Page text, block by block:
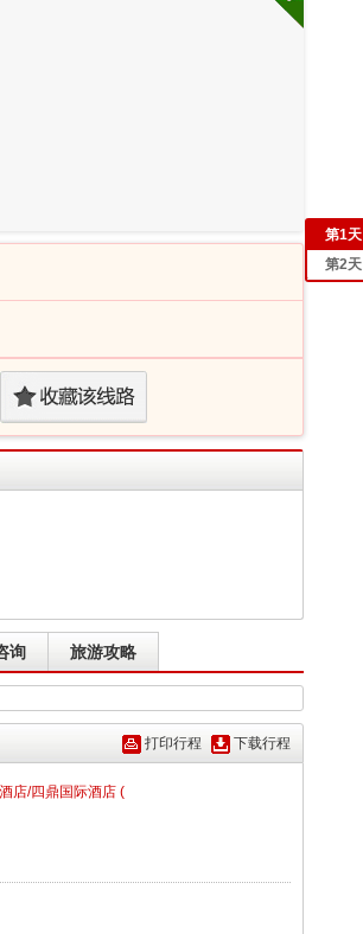
询 旅游攻略
打印行程 下载行程
店/四鼎国际酒店 (
第1天
第2天